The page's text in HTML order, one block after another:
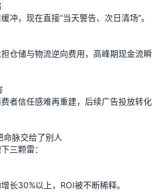
冲，现在直接“当天警告、次日清场”。
仓储与物流逆向费用，高峰期现金流瞬
者信任感难再重建，后续广告投放转化
脉交给了别人
三颗雷：
长30%以上，ROI被不断稀释。